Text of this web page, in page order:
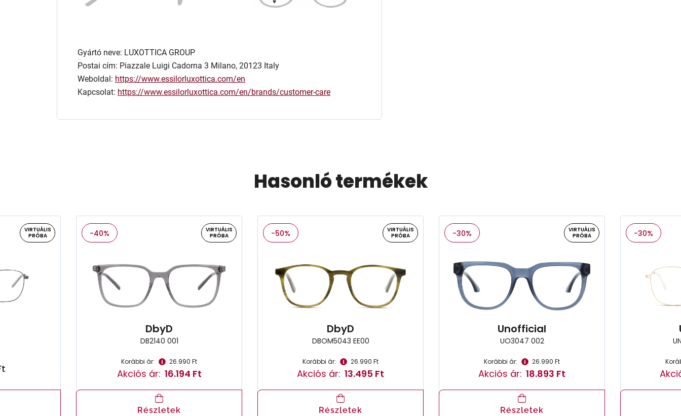
Gyártó neve: LUXOTTICA GROUP
Postai cím: Piazzale Luigi Cadorna 3 Milano, 20123 Italy
Weboldal: https://www.essilorluxottica.com/en
Kapcsolat: https://www.essilorluxottica.com/en/brands/customer-care
Hasonló termékek
VIRTUÁLIS
PRÓBA
-40%
VIRTUÁLIS
PRÓBA
DbyD
DB2140 001
Korábbi ár: 26.990 Ft
Akciós ár: 16.194 Ft
Részletek
-50%
VIRTUÁLIS
PRÓBA
DbyD
DBOM5043 EE00
Korábbi ár: 26.990 Ft
Akciós ár: 13.495 Ft
Részletek
-30%
VIRTUÁLIS
PRÓBA
Unofficial
UO3047 002
Korábbi ár: 26.990 Ft
Akciós ár: 18.893 Ft
Részletek
-30%